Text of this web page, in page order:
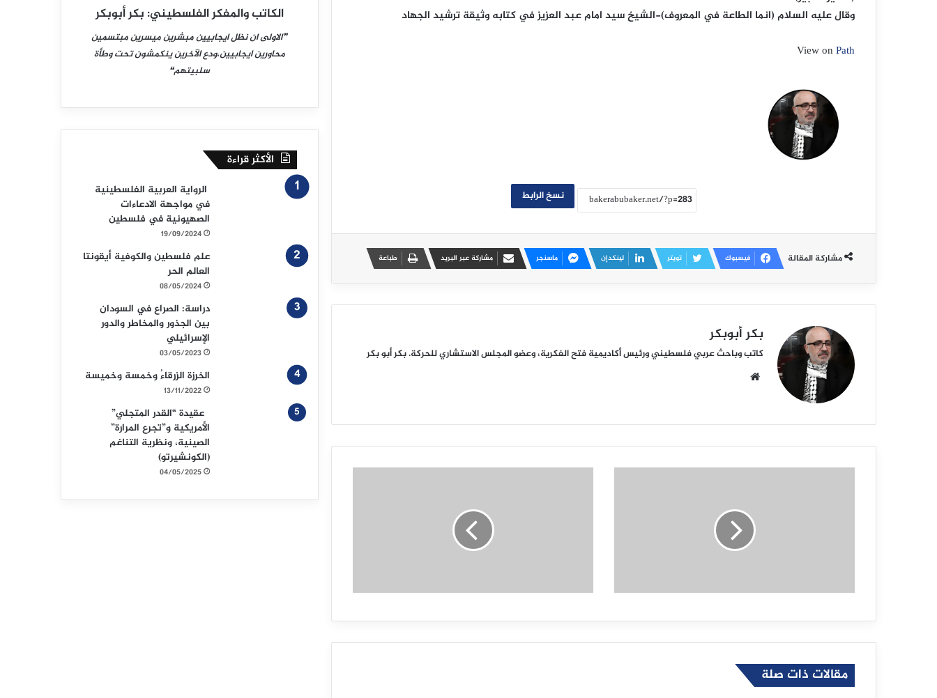
وقال عليه السلام (انما الطاعة في المعروف)-الشيخ سيد امام عبد العزيز في كتابه وثيقة ترشيد الجهاد
View on Path
نسخ الرابط
مشاركة المقالة فيسبوك تويتر لينكدإن ماسنجر مشاركة عبر البريد طباعة
بكر أبوبكر
كاتب وباحث عربي فلسطيني ورئيس أكاديمية فتح الفكرية، وعضو المجلس الاستشاري للحركة. بكر أبو بكر
ع
ا
ب
مقالات ذات صلة
الكاتب والمفكر الفلسطيني: بكر أبوبكر
❞الاولى ان نظل ايجابيين مبشرين ميسرين مبتسمين
محاورين ايجابيين،ودع الآخرين ينكمشون تحت وطأة
سلبيتهم❝
الأكثر قراءة
الرواية العربية الفلسطينية
في مواجهة الادعاءات
الصهيونية في فلسطين
19/09/2024
علم فلسطين والكوفية أيقونتا
العالم الحر
08/05/2024
دراسة: الصراع في السودان
بين الجذور والمخاطر والدور
الإسرائيلي
03/05/2023
الخرزة الزرقاءُ وخمسة وخميسة
13/11/2022
عقيدة “القدر المتجلي”
الأمريكية و”تجرع المرارة”
الصينية، ونظرية التناغم
(الكونشيرتو)
04/05/2025